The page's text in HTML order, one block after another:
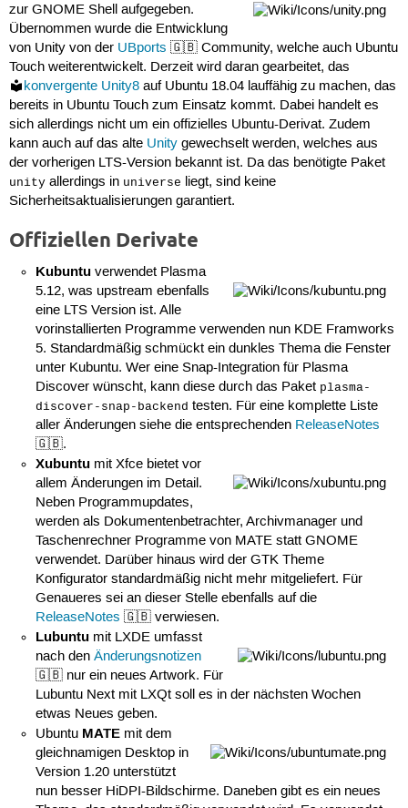
zur GNOME Shell aufgegeben.
Übernommen wurde die Entwicklung
von Unity von der UBports 🇬🇧 Community, welche auch Ubuntu
Touch weiterentwickelt. Derzeit wird daran gearbeitet, das
konvergente Unity8auf Ubuntu 18.04 lauffähig zu machen, das
bereits in Ubuntu Touch zum Einsatz kommt. Dabei handelt es
sich allerdings nicht um ein offizielles Ubuntu-Derivat. Zudem
kann auch auf das alte Unitygewechselt werden, welches aus
der vorherigen LTS-Version bekannt ist. Da das benötigte Paket
unityallerdings in universe liegt, sind keine
Sicherheitsaktualisierungen garantiert.
Offiziellen Derivate
Kubuntu verwendet Plasma
5.12, was upstream ebenfalls
eine LTS Version ist. Alle
vorinstallierten Programme verwenden nun KDE Framworks
5. Standardmäßig schmückt ein dunkles Thema die Fenster
unter Kubuntu. Wer eine Snap-Integration für Plasma
Discover wünscht, kann diese durch das Paket plasma-
discover-snap-backend testen. Für eine komplette Liste
aller Änderungen siehe die entsprechenden ReleaseNotes
🇬🇧.
Xubuntu mit Xfce bietet vor
allem Änderungen im Detail.
Neben Programmupdates,
werden als Dokumentenbetrachter, Archivmanager und
Taschenrechner Programme von MATE statt GNOME
verwendet. Darüber hinaus wird der GTK Theme
Konfigurator standardmäßig nicht mehr mitgeliefert. Für
Genaueres sei an dieser Stelle ebenfalls auf die
ReleaseNotes 🇬🇧 verwiesen.
Lubuntu mit LXDE umfasst
nach denÄnderungsnotizen
🇬🇧 nur ein neues Artwork. Für
Lubuntu Next mit LXQt soll es in der nächsten Wochen
etwas Neues geben.
Ubuntu MATE mit dem
gleichnamigen Desktop in
Version 1.20 unterstützt
nun besser HiDPI-Bildschirme. Daneben gibt es ein neues